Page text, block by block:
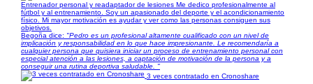
Entrenador personal y readaptador de lesiones Me dedico profesionalmente al
fútbol y al entrenamiento. Soy un apasionado del deporte y el acondicionamiento
físico. Mi mayor motivación es ayudar y ver como las personas consiguen sus
objetivos.
Begoña dice: "Pedro es un profesional altamente cualificado con un nivel de
implicación y responsabilidad en lo que hace impresionante. Le recomendaría a
cualquier persona que quisiera iniciar un proceso de entrenamiento personal con
especial atención a las lesiones, a captación de motivación de la persona y a
conseguir una rutina deportiva saludable. "
3 veces contratado en Cronoshare